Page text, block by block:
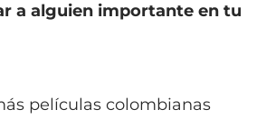
a alguien importante en tu
películas colombianas